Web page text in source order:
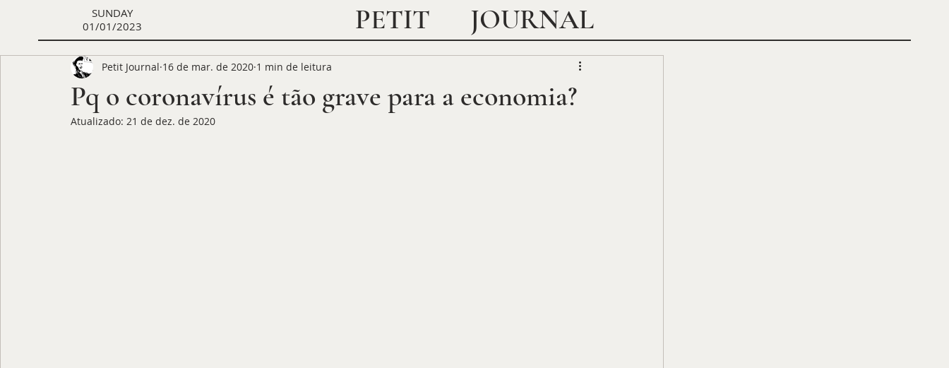
PETIT JOURNAL
SUNDAY
01/01/2023
Pq o coronavírus é tão grave para a economia?
Petit Journal 16 de mar. de 2020 1 min de leitura
Atualizado: 21 de dez. de 2020